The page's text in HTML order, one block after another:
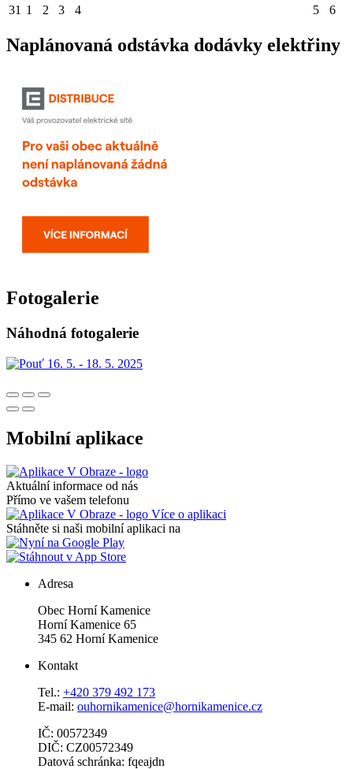
31 1 2 3 4 5 6
Naplánovaná odstávka dodávky elektřiny
Fotogalerie
Náhodná fotogalerie
Mobilní aplikace
Aktuální informace od nás
Přímo ve vašem telefonu
Více o aplikaci
Stáhněte si naši mobilní aplikaci na
Adresa
Obec Horní Kamenice
Horní Kamenice 65
345 62 Horní Kamenice
Kontakt
Tel.: +420 379 492 173
E-mail: ouhornikamenice@hornikamenice.cz
IČ: 00572349
DIČ: CZ00572349
Datová schránka: fqeajdn